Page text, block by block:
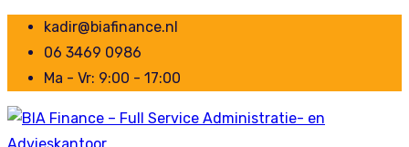
kadir@biafinance.nl
06 3469 0986
Ma - Vr: 9:00 - 17:00